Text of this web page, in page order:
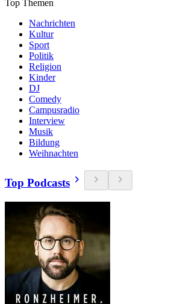
Top Themen
Nachrichten
Kultur
Sport
Politik
Religion
Kinder
DJ
Comedy
Campusradio
Interview
Musik
Bildung
Weihnachten
Top Podcasts